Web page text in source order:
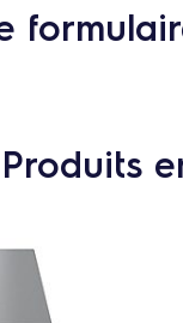
Produits